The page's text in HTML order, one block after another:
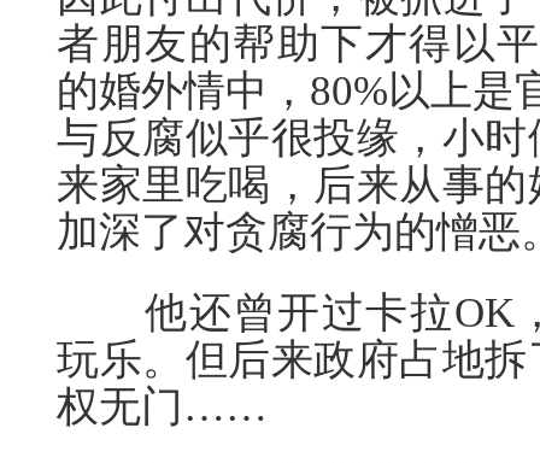
者朋友的帮助下才得以
的婚外情中，80%以上是
与反腐似乎很投缘，小
来家里吃喝，后来从事
加深了对贪腐行为的憎恶
他还曾开过卡拉OK
玩乐。但后来政府占地
权无门……